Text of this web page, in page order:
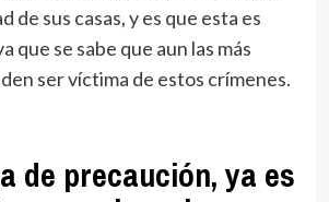
de sus casas, y es que esta es
que se sabe que aun las más
ser víctima de estos crímenes.
de precaución, ya es